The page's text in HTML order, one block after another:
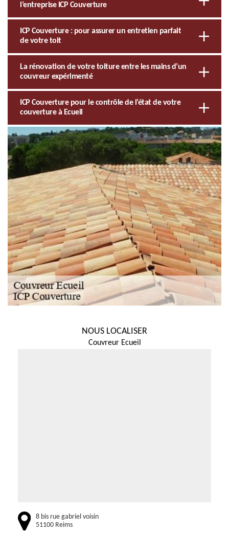
l’entreprise ICP Couverture
ICP Couverture : pour assurer un entretien parfait
de votre toit
La rénovation de votre toiture entre les mains d’un
couvreur expérimenté
ICP Couverture pour le contrôle de l’état de votre
couverture à Ecueil
NOUS LOCALISER
Couvreur Ecueil
8 bis rue gabriel voisin
51100 Reims